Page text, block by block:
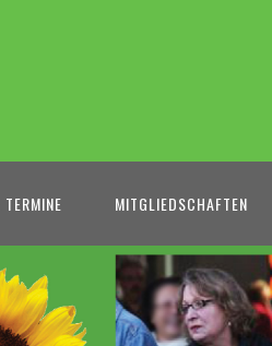
TERMINE MITGLIEDSCHAFTEN